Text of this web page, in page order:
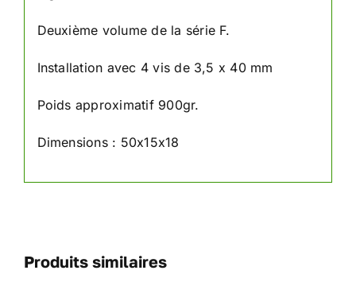
Deuxième volume de la série F.
Installation avec 4 vis de 3,5 x 40 mm
Poids approximatif 900gr.
Dimensions : 50x15x18
Produits similaires